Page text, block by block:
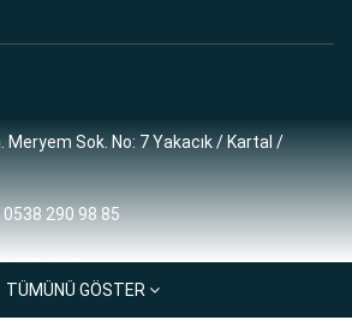
Sok. No: 7 Yakacık / Kartal /
290 98 85
TÜMÜNÜ GÖSTER